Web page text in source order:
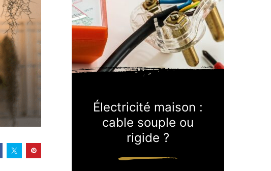
Électricité maison :
cable souple ou
rigide ?